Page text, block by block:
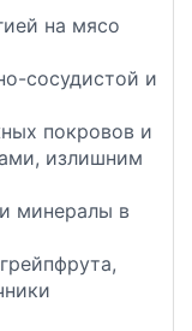
на мясо
сосудистой и
покровов и
излишним
минералы в